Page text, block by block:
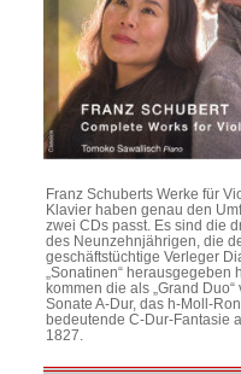
Franz Schuberts Werke für
Klavier haben genau den
zwei CDs passt. Es sind die
des Neunzehnjährigen, die
geschäftstüchtige Verleger
„Sonatinen“ herausgegeben
kommen die als „Grand Duo“
Sonate A-Dur, das h-Moll-
bedeutende C-Dur-Fantasie
1827.